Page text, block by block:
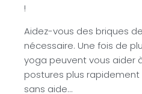
!
Aidez-vous des briques
nécessaire. Une fois de
yoga peuvent vous aider
postures plus rapidement
sans aide…